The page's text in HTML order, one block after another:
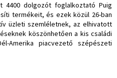
4400 dolgozót foglalkoztató Puig
termékeit, és ezek közül 26-ban
üzleti szemléletnek, az elhivatott
köszönhetően a kis családi
Amerika piacvezető szépészeti